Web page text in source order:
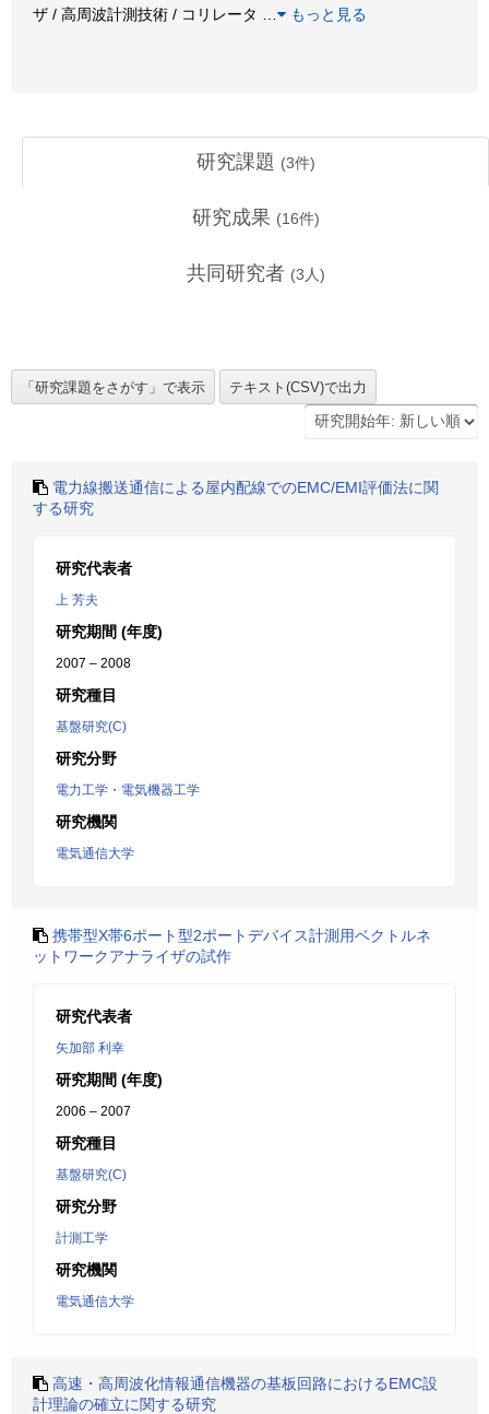
ザ / 高周波計測技術 / コリレータ
もっと見る
研究課題 (3件)
研究成果 (16件)
共同研究者 (3 人)
電力線搬送通信による屋内配線でのEMC/EMI評価法に関
する研究
研究代表者
上 芳夫
研究期間 (年度)
2007 – 2008
研究種目
基盤研究(C)
研究分野
電力工学・電気機器工学
研究機関
電気通信大学
携帯型X帯6ポート型2ポートデバイス計測用ベクトルネ
ットワークアナライザの試作
研究代表者
矢加部 利幸
研究期間 (年度)
2006 – 2007
研究種目
基盤研究(C)
研究分野
計測工学
研究機関
電気通信大学
高速・高周波化情報通信機器の基板回路におけるEMC設
計理論の確立に関する研究